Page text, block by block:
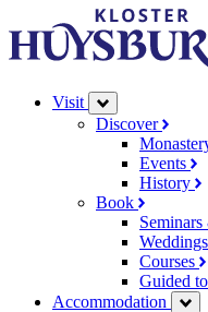
Visit
Discover
Events
History
Book
Courses
Guided
Accommodation